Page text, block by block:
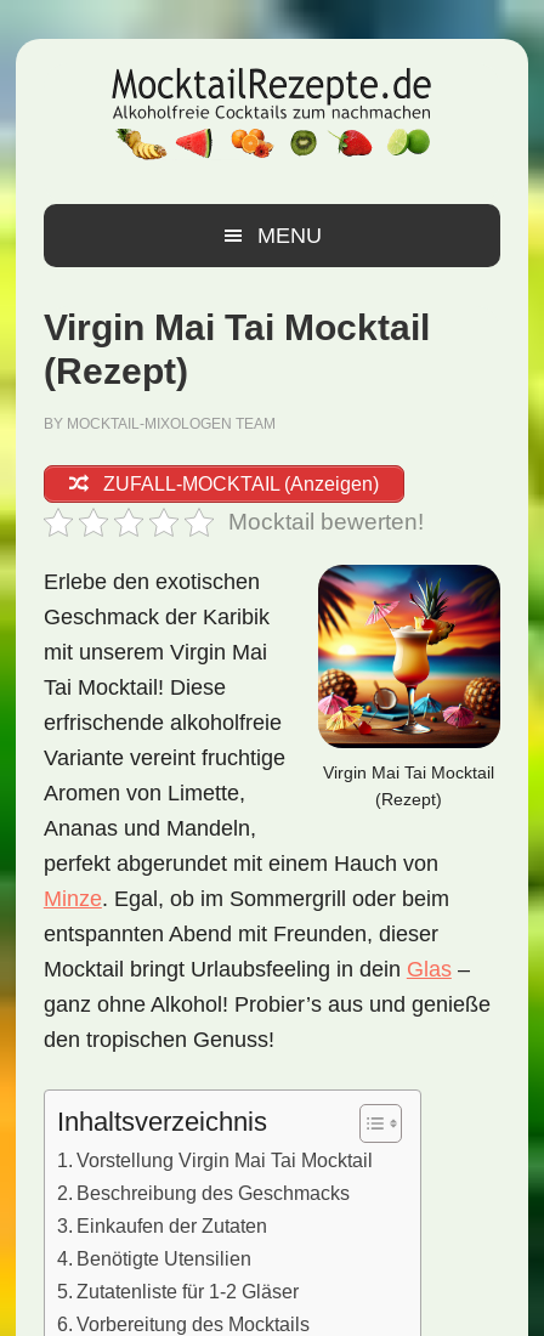
Hauptnavigation
Inhalt
Seitenspalte
MENU
Virgin Mai Tai Mocktail
(Rezept)
BY MOCKTAIL-MIXOLOGEN TEAM
ZUFALL-MOCKTAIL (Anzeigen)
Mocktail bewerten!
Virgin Mai Tai Mocktail
(Rezept)
Erlebe den exotischen
Geschmack der Karibik
mit unserem Virgin Mai
Tai Mocktail! Diese
erfrischende alkoholfreie
Variante vereint fruchtige
Aromen von Limette,
Ananas und Mandeln,
perfekt abgerundet mit einem Hauch von
Minze. Egal, ob im Sommergrill oder beim
entspannten Abend mit Freunden, dieser
Mocktail bringt Urlaubsfeeling in dein Glas–
ganz ohne Alkohol! Probier’s aus und genieße
den tropischen Genuss!
Inhaltsverzeichnis
Vorstellung Virgin Mai Tai Mocktail
Beschreibung des Geschmacks
Einkaufen der Zutaten
Benötigte Utensilien
Zutatenliste für 1-2 Gläser
Vorbereitung des Mocktails